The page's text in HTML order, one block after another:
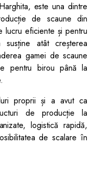
este una dintre
de scaune din
lucru eficiente și pentru
atât creșterea
gamei de scaune
pentru birou până la
proprii și a avut ca
de producție la
logistică rapidă,
de scalare în